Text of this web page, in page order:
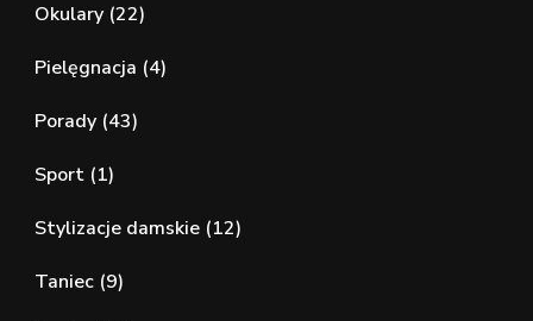
Okulary (22)
Pielęgnacja (4)
Porady (43)
Sport (1)
Stylizacje damskie (12)
Taniec (9)